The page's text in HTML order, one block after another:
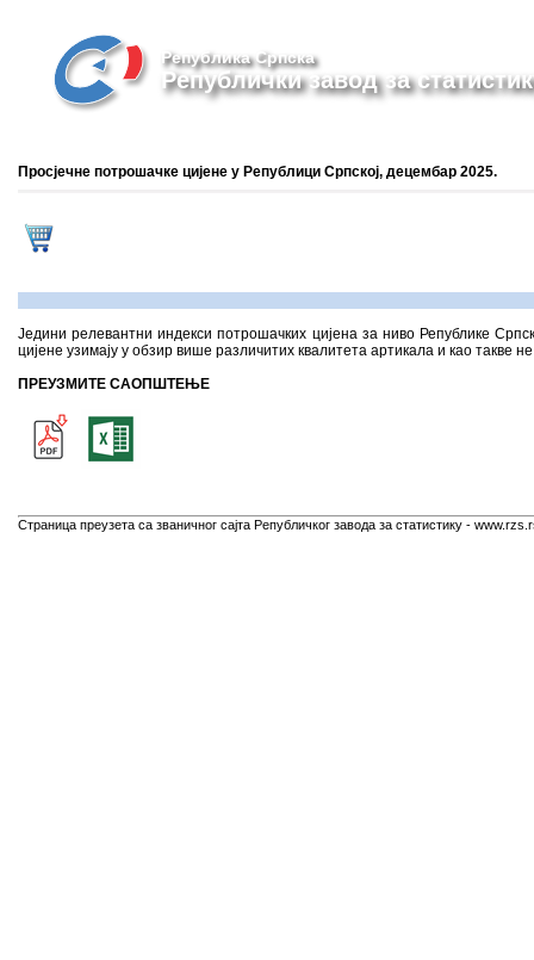
Република Српска
Републички завод за
Просјечне потрошачке цијене у Републици Српској, децембар 2025.
Једини релевантни индекси потрошачких цијена за ниво Републике
цијене узимају у обзир више различитих квалитета артикала и као такве
ПРЕУЗМИТЕ САОПШТЕЊЕ
Страница преузета са званичног сајта Републичког завода за статистику -